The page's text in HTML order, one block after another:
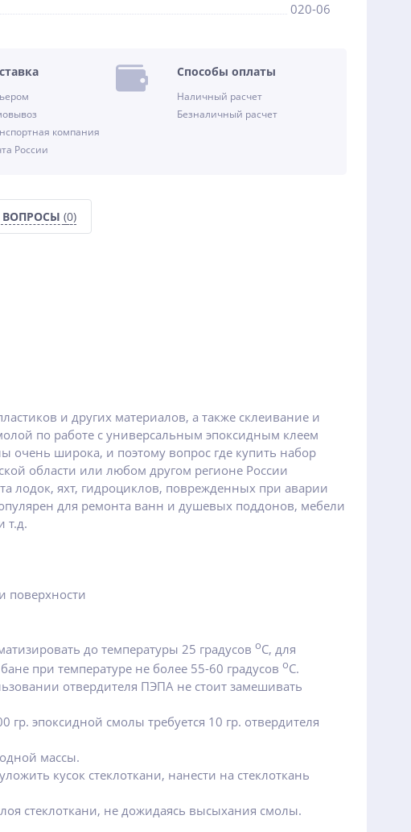
020-06
компания
России
Способы оплаты
Наличный расчет
Безналичный расчет
(0)
и других материалов, а также склеивание и
по работе с универсальным эпоксидным клеем
очень широка, и поэтому вопрос где купить набор
области или любом другом регионе России
лодок, яхт, гидроциклов, поврежденных при аварии
для ремонта ванн и душевых поддонов, мебели
т.д.
поверхности
до температуры 25 градусов оС, для
при температуре не более 55-60 градусов оС.
отвердителя ПЭПА не стоит замешивать
эпоксидной смолы требуется 10 гр. отвердителя
массы.
кусок стеклоткани, нанести на стеклоткань
стеклоткани, не дожидаясь высыхания смолы.